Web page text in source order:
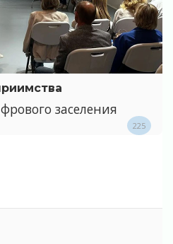
заселения
225